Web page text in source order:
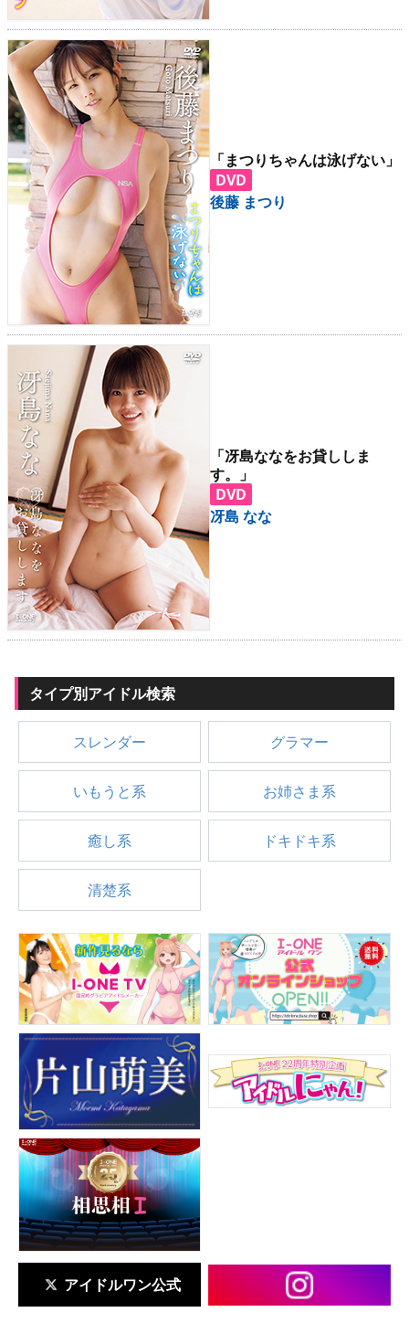
「まつりちゃんは泳げない」
DVD
後藤 まつり
「冴島ななをお貸ししま
す。」
DVD
冴島 なな
タイプ別アイドル検索
スレンダー グラマー
いもうと系 お姉さま系
癒し系 ドキドキ系
清楚系
アイドルワン公式